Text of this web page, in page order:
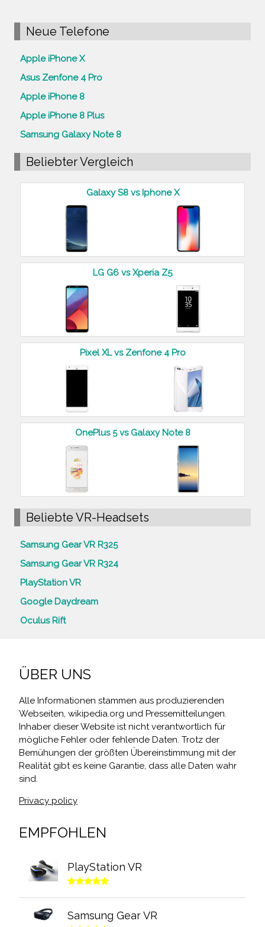
Neue Telefone
Apple iPhone X
Asus Zenfone 4 Pro
Apple iPhone 8
Apple iPhone 8 Plus
Samsung Galaxy Note 8
Beliebter Vergleich
Galaxy S8 vs Iphone X
LG G6 vs Xperia Z5
Pixel XL vs Zenfone 4 Pro
OnePlus 5 vs Galaxy Note 8
Beliebte VR-Headsets
Samsung Gear VR R325
Samsung Gear VR R324
PlayStation VR
Google Daydream
Oculus Rift
ÜBER UNS
Alle Informationen stammen aus produzierenden
Webseiten, wikipedia.org und Pressemitteilungen.
Inhaber dieser Website ist nicht verantwortlich für
mögliche Fehler oder fehlende Daten. Trotz der
Bemühungen der größten Übereinstimmung mit der
Realität gibt es keine Garantie, dass alle Daten wahr
sind.
Privacy policy
EMPFOHLEN
PlayStation VR
Samsung Gear VR